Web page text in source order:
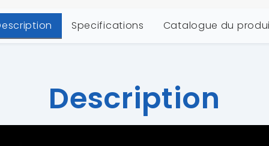
Specifications Catalogue du
Description